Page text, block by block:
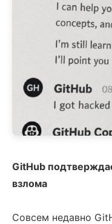
GitHub
взлома
Совсем недавно